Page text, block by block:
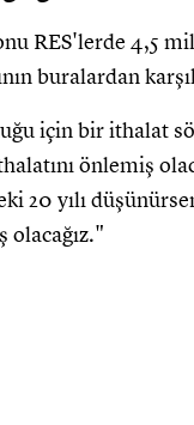
RES'lerde 4,5
buralardan
için bir ithalat
önlemiş
20 yılı
olacağız."